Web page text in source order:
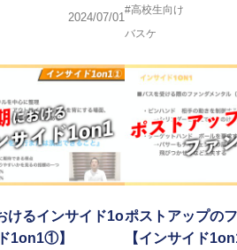
2024/07/01
#高校生向け
バスケ
けるインサイド1o
1on1①】
ポストアップの
【インサイド